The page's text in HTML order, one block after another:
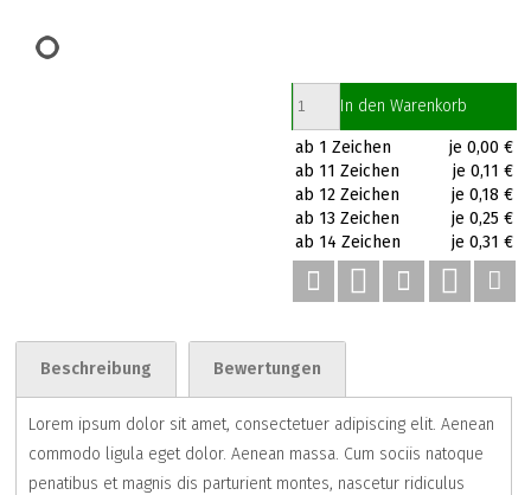
In den Warenkorb
ab 1 Zeichen
je 0,00 €
ab 11 Zeichen
je 0,11 €
ab 12 Zeichen
je 0,18 €
ab 13 Zeichen
je 0,25 €
ab 14 Zeichen
je 0,31 €
Beschreibung Bewertungen
Lorem ipsum dolor sit amet, consectetuer adipiscing elit. Aenean
commodo ligula eget dolor. Aenean massa. Cum sociis natoque
penatibus et magnis dis parturient montes, nascetur ridiculus